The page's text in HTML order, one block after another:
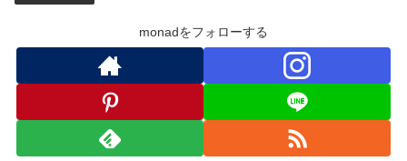
monadをフォローする